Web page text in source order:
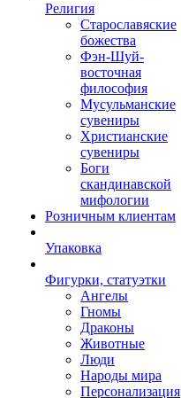
Религия
Старославяские
божества
Фэн-Шуй-
восточная
философия
Мусульманские
сувениры
Христианские
сувениры
Боги
скандинавской
мифологии
Розничным клиентам
Упаковка
Фигурки, статуэтки
Ангелы
Гномы
Драконы
Животные
Люди
Народы мира
Персонализация